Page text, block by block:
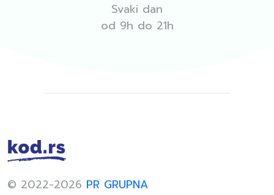
Svaki dan
od 9h do 21h
© 2022-2026 PR GRUPNA